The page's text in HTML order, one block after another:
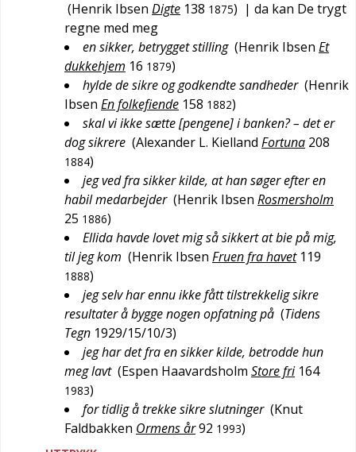
(Henrik Ibsen Digte 138 1875) | da kan De trygt
regne med meg
en sikker, betrygget stilling (Henrik Ibsen Et
dukkehjem 16 1879)
hylde de sikre og godkendte sandheder (Henrik
Ibsen En folkefiende 158 1882)
skal vi ikke sætte [pengene] i banken? – det er
dog sikrere (Alexander L. Kielland Fortuna 208
1884)
jeg ved fra sikker kilde, at han søger efter en
habil medarbejder (Henrik Ibsen Rosmersholm
25 1886)
Ellida havde lovet mig så sikkert at bie på mig,
til jeg kom (Henrik Ibsen Fruen fra havet 119
1888)
jeg selv har ennu ikke fått tilstrekkelig sikre
resultater å bygge nogen opfatning på (Tidens
Tegn 1929/15/10/3)
jeg har det fra en sikker kilde, betrodde hun
meg lavt (Espen Haavardsholm Store fri 164
1983)
for tidlig å trekke sikre slutninger (Knut
Faldbakken Ormens år92 1993)